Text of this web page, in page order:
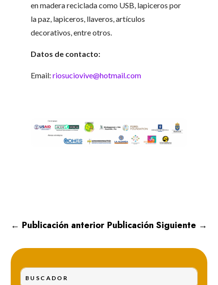
en madera reciclada como USB, lapiceros por
la paz, lapiceros, llaveros, artículos
decorativos, entre otros.
Datos de contacto:
Email: riosuciovive@hotmail.com
← Publicación anterior Publicación Siguiente →